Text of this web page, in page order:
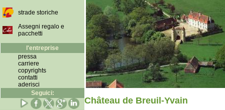
strade storiche
Assegni regalo e
pacchetti
l'entreprise
pressa
carriere
copyrights
contatti
aderisci
Seguici:
Château de Breuil-Yvain